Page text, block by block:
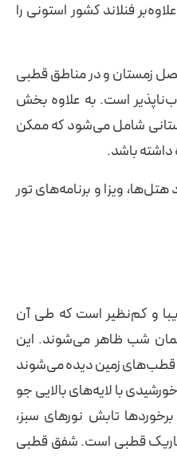
فنلاند کشور استونی را
فصل زمستان و در مناطق قطبی
است. به علاوه بخش
شامل می‌شود که ممکن
داشته باشد.
هتل‌ها، ویزا و برنامه‌های تور
و کم‌نظیر است که طی آن
شب ظاهر می‌شوند. این
قطب‌های زمین دیده می‌شوند
با لایه‌های بالایی جو
تابش نورهای سبز،
قطبی است. شفق قطبی